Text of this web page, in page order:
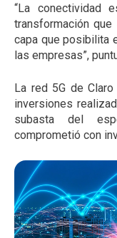
“La conectividad
transformación
capa que posibilita
las empresas”,
La red 5G de
inversiones
subasta del
comprometió con